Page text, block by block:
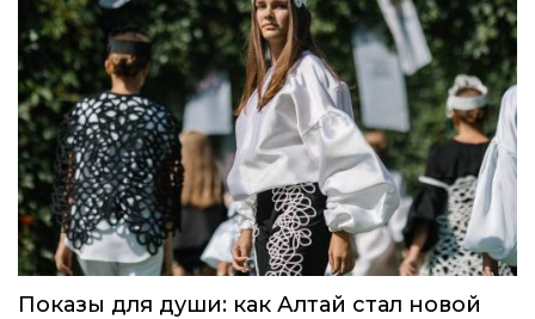
Показы для души: как Алтай стал новой